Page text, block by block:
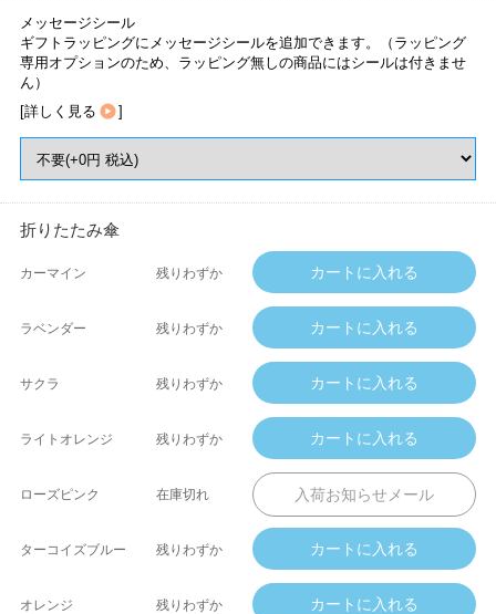
メッセージシール
ギフトラッピングにメッセージシールを追加できます。（ラッピング
専用オプションのため、ラッピング無しの商品にはシールは付きませ
ん）
[詳しく見る ]
折りたたみ傘
カーマイン 残りわずか
ラベンダー 残りわずか
サクラ 残りわずか
ライトオレンジ 残りわずか
ローズピンク 在庫切れ
ターコイズブルー 残りわずか
オレンジ 残りわずか